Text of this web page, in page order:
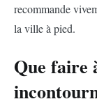
recommande
la ville à pied.
Que faire